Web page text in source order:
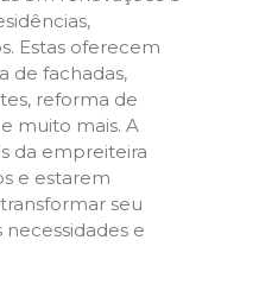
Estas oferecem
de fachadas,
reforma de
muito mais. A
da empreiteira
e estarem
seu
e